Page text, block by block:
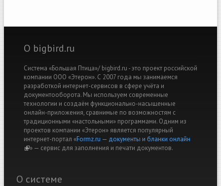
О bigbird.ru
Система «Большая Птица»/ bigbird.ru - это проект российской
компании ООО «Этерон». С 2007 года мы занимаемся
разработкой интернет-сервисов в сфере учёта и
документооборота. Мы используем современные
технологии и создаём функционально-насыщенные
онлайн-приложения, сравнимые по возможностям с
традиционными «настольными» программами. Одним из
проектов компании «Этерон» является популярный
интернет-портал «Formz.ru — документы и бланки онлайн
(link is external)
» — cервис для заполнения и печати документов.
О системе